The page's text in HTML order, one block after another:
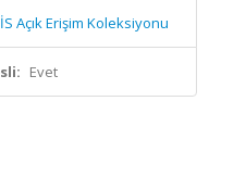
Açık Erişim Koleksiyonu
Evet